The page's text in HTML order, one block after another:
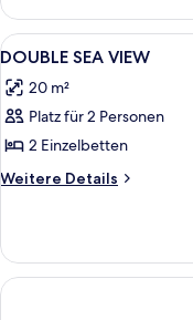
Alle
Fotos
für
DOUBLE
SEA
VIEW
1
DOUBLE SEA VIEW
20 m²
Platz für 2 Personen
2 Einzelbetten
Weitere Details
Weitere
SEA
VIEW